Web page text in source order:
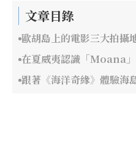
文章目錄
歐胡島上的電影三大拍攝
在夏威夷認識「Moana
跟著《海洋奇緣》體驗海